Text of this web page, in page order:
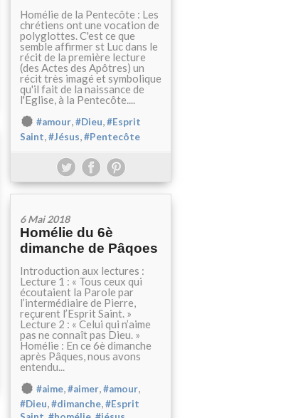
Homélie de la Pentecôte : Les
chrétiens ont une vocation de
polyglottes. C'est ce que
semble affirmer st Luc dans le
récit de la première lecture
(des Actes des Apôtres) un
récit très imagé et symbolique
qu'il fait de la naissance de
l'Eglise, à la Pentecôte....
#amour,#Dieu,#Esprit
Saint,#Jésus,#Pentecôte
6 Mai 2018
Homélie du 6è
dimanche de Pâqoes
Introduction aux lectures :
Lecture 1 : « Tous ceux qui
écoutaient la Parole par
l’intermédiaire de Pierre,
reçurent l’Esprit Saint. »
Lecture 2 : « Celui qui n’aime
pas ne connaît pas Dieu. »
Homélie : En ce 6è dimanche
après Pâques, nous avons
entendu...
#aime,#aimer,#amour,
#Dieu,#dimanche,#Esprit